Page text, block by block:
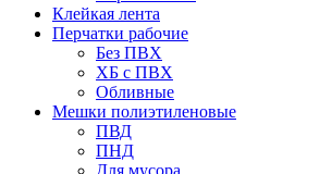
Клейкая лента
Перчатки рабочие
Без ПВХ
ХБ с ПВХ
Обливные
Мешки полиэтиленовые
ПВД
ПНД
Для мусора